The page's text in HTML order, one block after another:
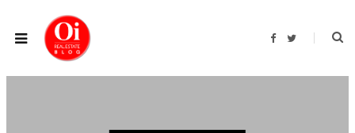
F
b
T
t